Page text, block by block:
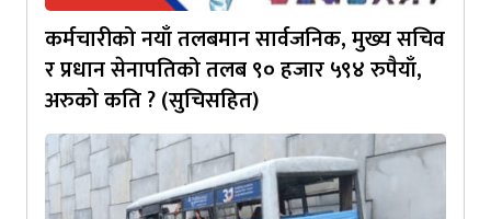
कर्मचारीको नयाँ तलबमान सार्वजनिक, मुख्य सचिव
र प्रधान सेनापतिको तलब ९० हजार ५९४ रुपैयाँ,
अरुको कति ? (सुचिसहित)